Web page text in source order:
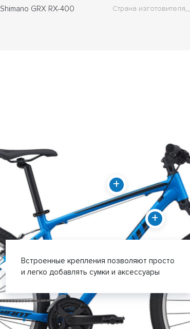
Shimano GRX RX-400 Страна изготовителя
Встроенные крепления позволяют просто
и легко добавлять сумки и аксессуары